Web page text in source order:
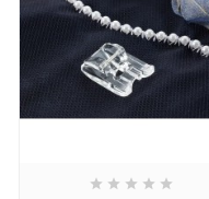
    